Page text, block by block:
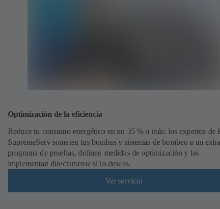
Optimización de la eficiencia
Reduce tu consumo energético en un 35 % o más: los expertos de
SupremeServ someten tus bombas y sistemas de bombeo a un
programa de pruebas, definen medidas de optimización y las
implementan directamente si lo deseas.
Ver servicio